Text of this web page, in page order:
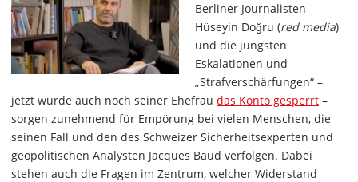
Berliner Journalisten
Hüseyin Doğru (red media)
und die jüngsten
Eskalationen und
„Strafverschärfungen“ –
jetzt wurde auch noch seiner Ehefrau das Konto gesperrt –
sorgen zunehmend für Empörung bei vielen Menschen, die
seinen Fall und den des Schweizer Sicherheitsexperten und
geopolitischen Analysten Jacques Baud verfolgen. Dabei
stehen auch die Fragen im Zentrum, welcher Widerstand